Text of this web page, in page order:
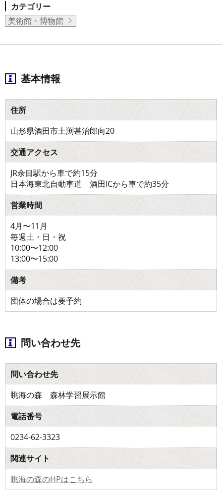
カテゴリー
美術館・博物館
基本情報
住所
山形県酒田市土渕甚治郎向20
交通アクセス
JR余目駅から車で約15分
日本海東北自動車道 酒田ICから車で約35分
営業時間
4月〜11月
毎週土・日・祝
10:00〜12:00
13:00〜15:00
備考
団体の場合は要予約
問い合わせ先
問い合わせ先
眺海の森 森林学習展示館
電話番号
0234-62-3323
関連サイト
眺海の森のHPはこちら